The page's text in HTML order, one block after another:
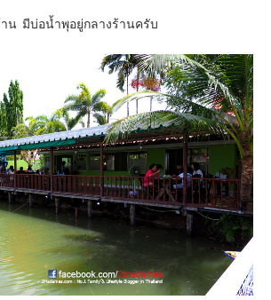
เซโกวีน่า
ะรอบๆ
ยวโต
างะ เปปปุ ยุฟุอิน นางาซากิ
น มีบ่อน้ำพุอยู่กลางร้านครับ